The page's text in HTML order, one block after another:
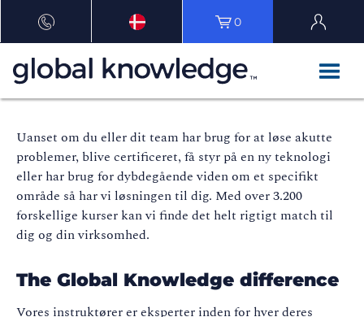
0
Uanset om du eller dit team har brug for at løse akutte
problemer, blive certificeret, få styr på en ny teknologi
eller har brug for dybdegående viden om et specifikt
område så har vi løsningen til dig. Med over 3.200
forskellige kurser kan vi finde det helt rigtigt match til
dig og din virksomhed.
The Global Knowledge difference
Vores instruktører er eksperter inden for hver deres